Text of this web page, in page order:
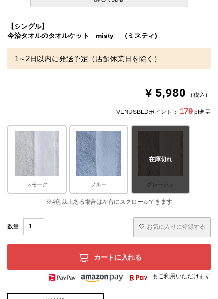
発生する場合がございます。
※パイルの糸が伸びてしまった場合、根元でカットしてく
ださい。
※できる限り実際の色を再現するよう心がけております
が、閲覧環境により誤差がでる場合がございますのでご了
【シングル】
今治タオルのタオルケット misty （ミスティ)
1～2日以内に発送予定（店舗休業日を除く）
¥ 5,980 税込
VENUSBEDポイント： 179 pt進呈
スモーク ブルー グレージュ
在庫切れ
お気に入りに登録する
カートに入れる
もご利用いただけます